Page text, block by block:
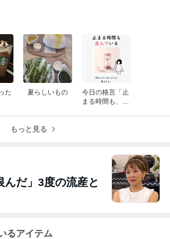
た
夏らしいもの
今日の格言「止
まる時間も、進
もっと見る
だ」3度の流産と
るアイテム